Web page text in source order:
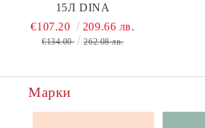
15Л DINA
€107.20 209.66 лв.
€134.00 262.08 лв.
Марки